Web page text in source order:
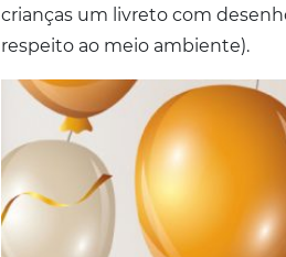
crianças um livreto com
respeito ao meio ambiente).